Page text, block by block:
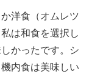
洋食（オムレツ
は和食を選択し
かったです。シ
内食は美味しい